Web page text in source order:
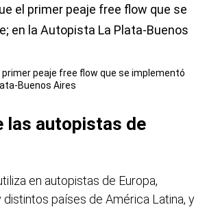
primer peaje free flow que se implementó
Buenos Aires
las autopistas de
en autopistas de Europa,
distintos países de América Latina, y